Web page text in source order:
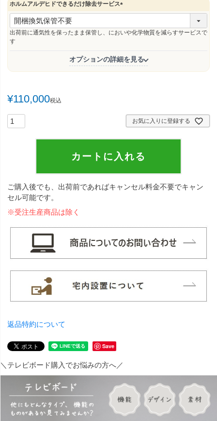
ホルムアルデヒドできるだけ除去サービス
(
須
出荷前に通気性を保ったまま保管し、においや化学物質を減らすサービスで
す
オプションの詳細を見る
¥110,000税込
お気に入りに登録する
カートに入れる
ご購入後でも、出荷前であればキャンセル料金不要でキャン
セル可能です。
※受注生産商品は除く
返品特約について
Save
＼テレビボード購入でお悩みの方へ／